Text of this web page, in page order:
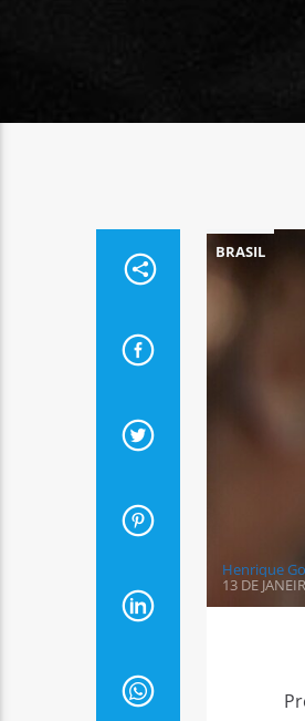
BRASIL
Henrique
13 DE